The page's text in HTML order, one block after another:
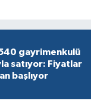
gayrimenkulü
satıyor: Fiyatlar
başlıyor